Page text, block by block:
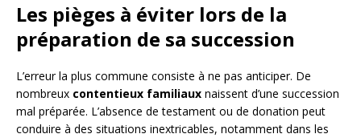
Les pièges à éviter lors de la
préparation de sa succession
L’erreur la plus commune consiste à ne pas anticiper. De
nombreux contentieux familiaux naissent d’une succession
mal préparée. L’absence de testament ou de donation peut
conduire à des situations inextricables, notamment dans les